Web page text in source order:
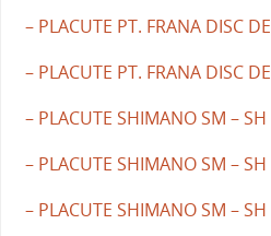
– PLACUTE PT. FRANA DISC
– PLACUTE PT. FRANA DISC
– PLACUTE SHIMANO SM – SH
– PLACUTE SHIMANO SM –
– PLACUTE SHIMANO SM –